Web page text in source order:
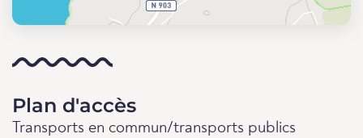
Plan d'accès
Transports en commun/transports publics